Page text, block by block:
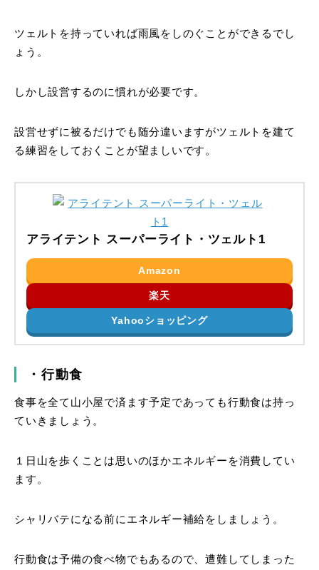
ツェルトを持っていれば雨風をしのぐことができるでし
ょう。
しかし設営するのに慣れが必要です。
設営せずに被るだけでも随分違いますがツェルトを建て
る練習をしておくことが望ましいです。
アライテント スーパーライト・ツェルト1
Amazon
楽天
Yahooショッピング
・行動食
食事を全て山小屋で済ます予定であっても行動食は持っ
ていきましょう。
１日山を歩くことは思いのほかエネルギーを消費してい
ます。
シャリバテになる前にエネルギー補給をしましょう。
行動食は予備の食べ物でもあるので、遭難してしまった